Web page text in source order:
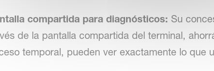
compartida para diagnósticos: Su
de la pantalla compartida del terminal,
temporal, pueden ver exactamente lo que